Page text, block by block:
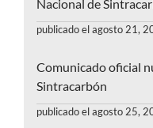
Nacional de
publicado el agosto 21,
Comunicado oficial
Sintracarbón
publicado el agosto 25,